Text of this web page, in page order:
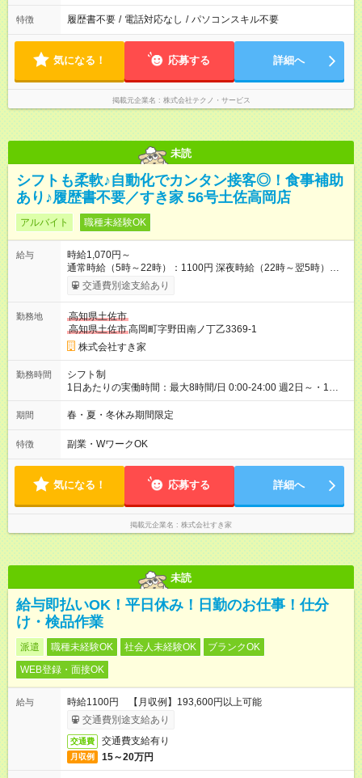
特徴 履歴書不要 / 電話対応なし / パソコンスキル不要
気になる！ 応募する 詳細へ
掲載元企業名 株式会社テクノ・サービス
未読
シフトも柔軟♪自動化でカンタン接客◎！食事補助
あり♪履歴書不要／すき家 56号土佐高岡店
アルバイト 職種未経験OK
給与
時給1,070円～
通常時給（5時～22時）：1100円 深夜時給（22時～翌5時）：
1375円 高校生時給：1070円 【特別手当】早朝手当（5：00-9：
00）時給+150円 【試用期間】試用期間あり 試用期間の長さ：1
30日（※条件変更なし）ですが、切り上げで一ヶ月とさせてい
ただきます。 研修制度あり：15時間(研修中も同時給）
交通費別途支給あり
勤務地
高知県土佐市
高知県土佐市高岡町字野田南ノ丁乙3369-1
株式会社すき家
勤務時間
シフト制
1日あたりの実働時間：最大8時間/日 0:00-24:00 週2日～・1日
2h～OK ＜シフト例＞ 〇朝帯 5:00-9:00 〇昼帯 9:00-14:00 〇午
後帯 14:00-18:00 〇夜帯 18:00-22:00 〇深夜帯 22:00-翌5:00 基
ます♪
期間 春・夏・冬休み期間限定
特徴 副業・WワークOK
気になる！ 応募する 詳細へ
掲載元企業名 株式会社すき家
未読
給与即払いOK！平日休み！日勤のお仕事！仕分
け・検品作業
派遣 職種未経験OK 社会人未経験OK
ブランクOK
WEB登録・面接OK
給与
時給1100円 【月収例】193,600円以上可能
交通費別途支給あり
交通費 交通費支給有り
月収例 15～20万円